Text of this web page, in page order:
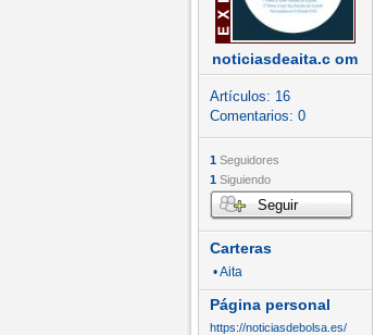
noticiasdeaita.c om
Artículos: 16
Comentarios: 0
1 Seguidores
1 Siguiendo
Seguir
Carteras
• Aita
Página personal
https://noticiasdebolsa.es/